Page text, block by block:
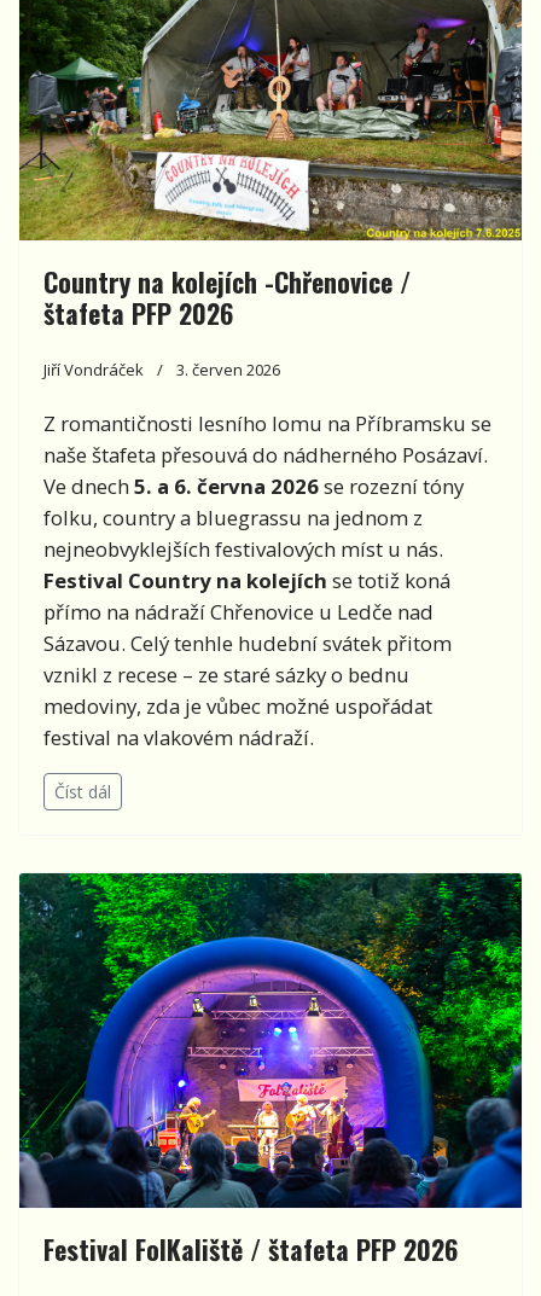
Country na kolejích -Chřenovice /
štafeta PFP 2026
Jiří Vondráček 3. červen 2026
Z romantičnosti lesního lomu na Příbramsku se
naše štafeta přesouvá do nádherného Posázaví.
Ve dnech5. a 6. června 2026se rozezní tóny
folku, country a bluegrassu na jednom z
nejneobvyklejších festivalových míst u nás.
Festival Country na kolejích se totiž koná
přímo na nádraží Chřenovice u Ledče nad
Sázavou. Celý tenhle hudební svátek přitom
vznikl z recese – ze staré sázky o bednu
medoviny, zda je vůbec možné uspořádat
festival na vlakovém nádraží.
Číst dál
Festival FolKaliště / štafeta PFP 2026